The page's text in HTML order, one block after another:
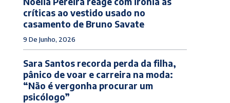
críticas ao vestido usado no
casamento de Bruno Savate
9 De Junho, 2026
Sara Santos recorda perda da filha,
pânico de voar e carreira na moda:
“Não é vergonha procurar um
psicólogo”